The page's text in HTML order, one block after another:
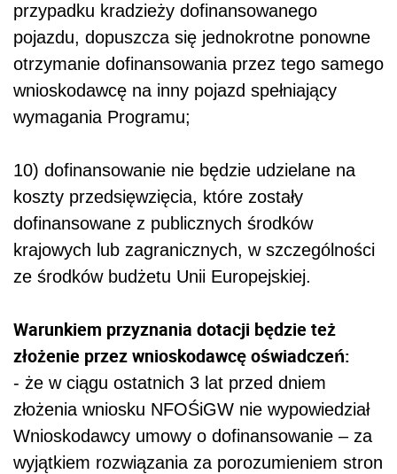
przypadku kradzieży dofinansowanego
pojazdu, dopuszcza się jednokrotne ponowne
otrzymanie dofinansowania przez tego samego
wnioskodawcę na inny pojazd spełniający
wymagania Programu;
10) dofinansowanie nie będzie udzielane na
koszty przedsięwzięcia, które zostały
dofinansowane z publicznych środków
krajowych lub zagranicznych, w szczególności
ze środków budżetu Unii Europejskiej.
Warunkiem przyznania dotacji będzie też
złożenie przez wnioskodawcę oświadczeń:
- że w ciągu ostatnich 3 lat przed dniem
złożenia wniosku NFOŚiGW nie wypowiedział
Wnioskodawcy umowy o dofinansowanie – za
wyjątkiem rozwiązania za porozumieniem stron